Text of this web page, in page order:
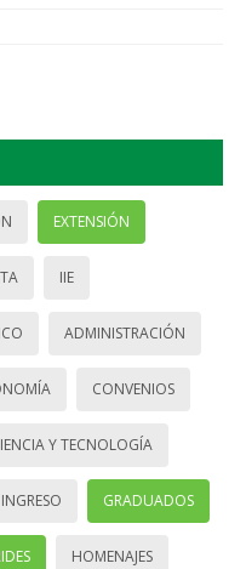
EXTENSIÓN
IIE
ADMINISTRACIÓN
CONVENIOS
Y TECNOLOGÍA
INGRESO GRADUADOS
HOMENAJES